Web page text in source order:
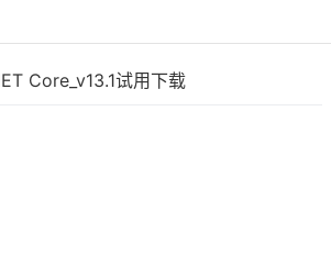
Core_v13.1试用下载